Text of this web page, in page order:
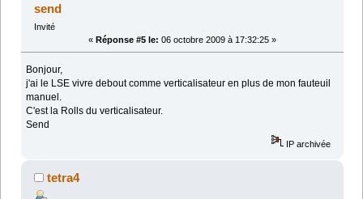
send
Invité
« Réponse #5 le: 06 octobre 2009 à 17:32:25 »
Bonjour,
j'ai le LSE vivre debout comme verticalisateur en plus de mon fauteuil
manuel.
C'est la Rolls du verticalisateur.
Send
IP archivée
tetra4